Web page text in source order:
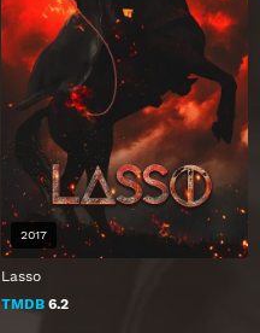
Lasso
TMDB 6.2
2017